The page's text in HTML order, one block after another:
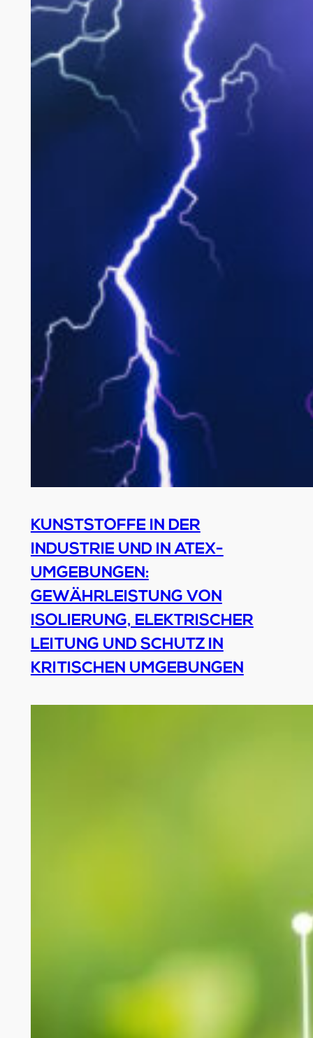
KUNSTSTOFFE IN DER
INDUSTRIE UND IN ATEX-
UMGEBUNGEN:
GEWÄHRLEISTUNG VON
ISOLIERUNG, ELEKTRISCHER
LEITUNG UND SCHUTZ IN
KRITISCHEN UMGEBUNGEN